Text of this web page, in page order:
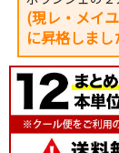
(現レ・メイ
に昇格しまし